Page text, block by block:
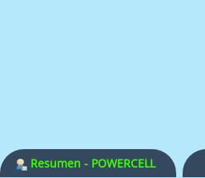
Resumen - POWERCELL